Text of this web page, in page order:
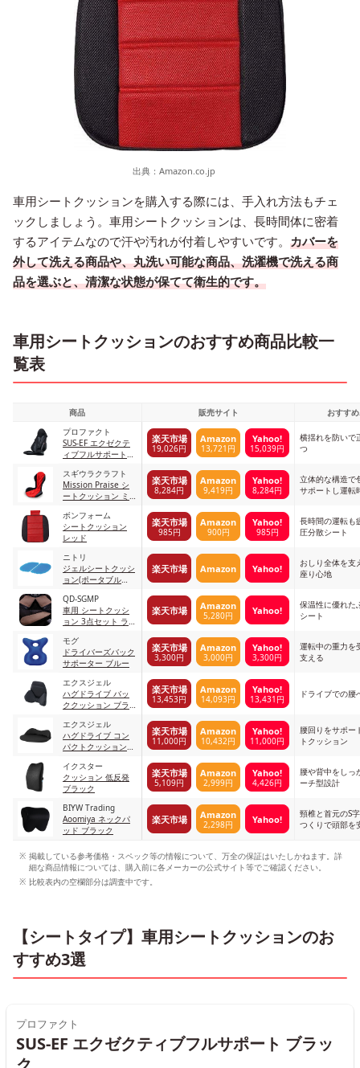
出典： Amazon.co.jp
車用シートクッションを購入する際には、手入れ方法もチェ
ックしましょう。車用シートクッションは、長時間体に密着
するアイテムなので汗や汚れが付着しやすいです。 カバーを
外して洗える商品や、丸洗い可能な商品、洗濯機で洗える商
品を選ぶと、清潔な状態が保てて衛生的です。
車用シートクッションのおすすめ商品比較一
覧表
商品 販売サイト
おすす
プロファクト
SUS-EF エクゼクテ
ィブフルサポート
楽天市場
19,026円
Amazon
13,721円
Yahoo!
15,039円
横揺れを防いで
つ
スギウラクラフト
Mission Praise シ
ートクッション ミ
楽天市場
8,284円
Amazon
9,419円
Yahoo!
8,284円
立体的な構造で
サポートし運転
ボンフォーム
シートクッション
レッド
楽天市場
985円
Amazon
900円
Yahoo!
985円
長時間の運転も
圧分散シート
ニトリ
ジェルシートクッシ
ョン(ポータブル
楽天市場 Amazon Yahoo!
おしり全体を支
座り心地
QD-SGMP
車用 シートクッシ
ョン 3点セット ライ
楽天市場 Amazon
5,280円 Yahoo!
保温性に優れた
シート
モグ
ドライバーズバック
サポーター ブルー
楽天市場
3,300円
Amazon
3,000円
Yahoo!
3,300円
運転中の重力を
支える
エクスジェル
ハグドライブ バッ
ククッション ブラ
楽天市場
13,453円
Amazon
14,093円
Yahoo!
13,431円 ドライブでの
エクスジェル
ハグドライブ コン
パクトクッション
楽天市場
11,000円
Amazon
10,432円
Yahoo!
11,000円
腰回りをサポー
トクッション
イクスター
クッション 低反発
ブラック
楽天市場
5,109円
Amazon
2,999円
Yahoo!
4,426円
腰や背中をしっ
ーチ型設計
BIYW Trading
Aoomiya ネックパ
ッド ブラック
楽天市場 Amazon
2,298円 Yahoo!
頸椎と首元のS
つくりで頭部を
掲載している参考価格・スペック等の情報について、万全の保証はいたしかねます。詳
細な商品情報については、購入前に各メーカーの公式サイト等でご確認ください。
比較表内の空欄部分は調査中です。
【シートタイプ】車用シートクッションのお
すすめ3選
プロファクト
SUS-EF エクゼクティブフルサポート ブラッ